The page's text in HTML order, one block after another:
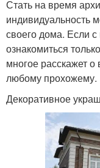
Стать на время
индивидуальность
своего дома. Если
ознакомиться
многое расскажет о
любому прохожему.
Декоративное